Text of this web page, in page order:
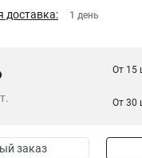
доставка: 1 день
От 15
От 30
заказ